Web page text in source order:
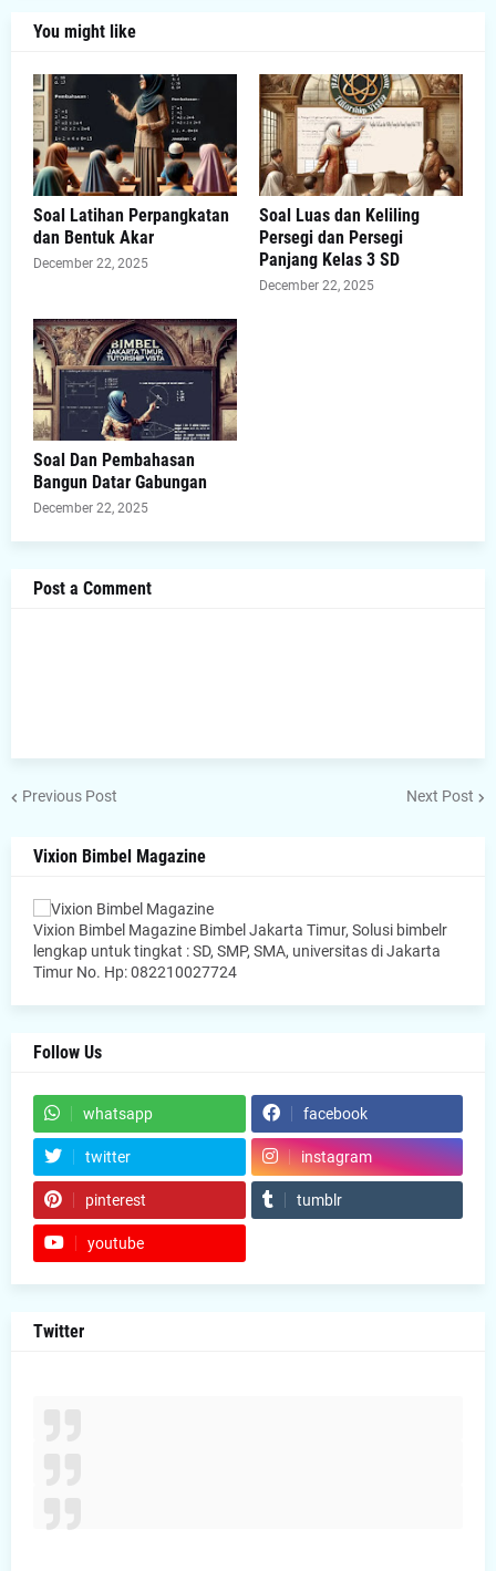
You might like
Soal Latihan Perpangkatan
dan Bentuk Akar
December 22, 2025
Soal Luas dan Keliling
Persegi dan Persegi
Panjang Kelas 3 SD
December 22, 2025
Soal Dan Pembahasan
Bangun Datar Gabungan
December 22, 2025
Post a Comment
Previous Post Next Post
Vixion Bimbel Magazine
Vixion Bimbel Magazine Bimbel Jakarta Timur, Solusi bimbelr
lengkap untuk tingkat : SD, SMP, SMA, universitas di Jakarta
Timur No. Hp: 082210027724
Follow Us
whatsapp facebook
twitter instagram
pinterest tumblr
youtube
Twitter